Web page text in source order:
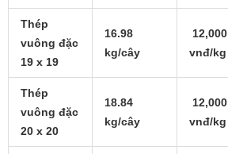
Thép
vuông đặc
19 x 19
16.98
kg/cây
12,000
vnđ/kg
Thép
vuông đặc
20 x 20
18.84
kg/cây
12,000
vnđ/kg